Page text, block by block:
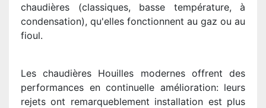
chaudières (classiques, basse température, à
condensation), qu'elles fonctionnent au gaz ou au
fioul.
Les chaudières Houilles modernes offrent des
performances en continuelle amélioration: leurs
rejets ont remarqueblement installation est plus